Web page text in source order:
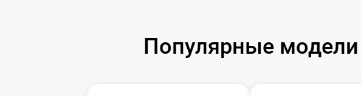
Популярные